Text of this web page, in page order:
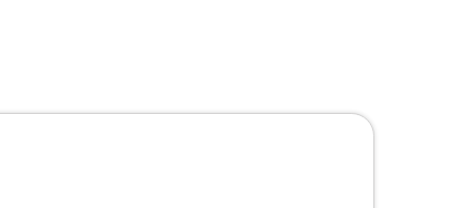
de conduire à